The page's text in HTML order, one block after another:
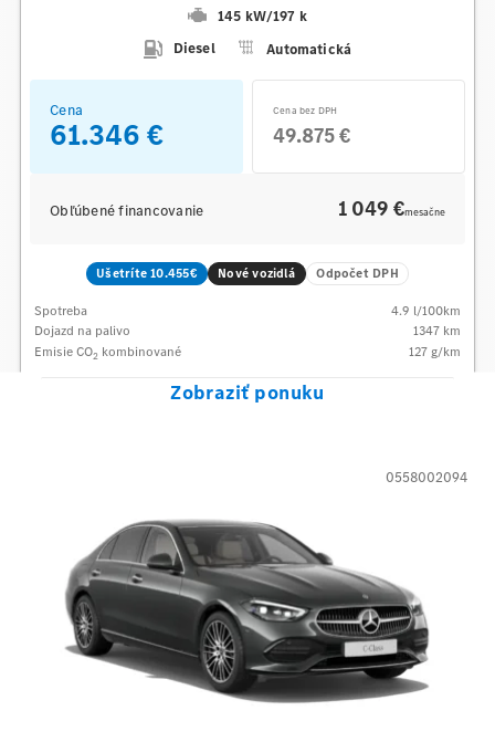
145 kW/197 k
Diesel
Automatická
Cena
61.346 €
Cena bez DPH
49.875 €
Obľúbené financovanie 1 049 €mesačne
Ušetríte 10.455€ Nové vozidlá Odpočet DPH
Spotreba 4.9 l/100km
Dojazd na palivo
1347 km
Emisie CO2 kombinované 127 g/km
Zobraziť ponuku
0558002094